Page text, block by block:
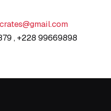
, +228 99669898